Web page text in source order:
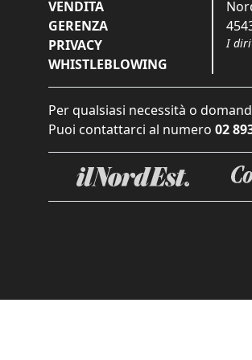
VENDITA
GERENZA
PRIVACY
WHISTLEBLOWING
I
Per qualsiasi necessità o
Puoi contattarci al numero 02